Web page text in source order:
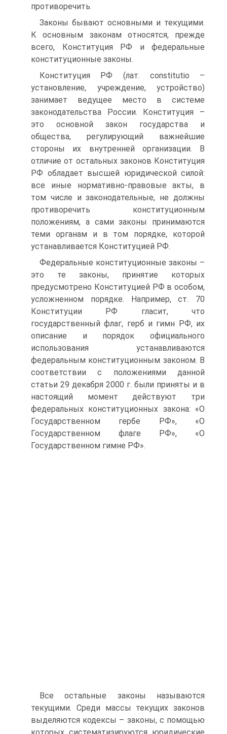
противоречить.
Законы бывают основными и текущими.
К основным законам относятся, прежде
всего, Конституция РФ и федеральные
конституционные законы.
Конституция РФ (лат. constitutio –
установление, учреждение, устройство)
занимает ведущее место в системе
законодательства России. Конституция –
это основной закон государства и
общества, регулирующий важнейшие
стороны их внутренней организации. В
отличие от остальных законов Конституция
РФ обладает высшей юридической силой:
все иные нормативно-правовые акты, в
том числе и законодательные, не должны
противоречить конституционным
положениям, а сами законы принимаются
теми органам и в том порядке, которой
устанавливается Конституцией РФ.
Федеральные конституционные законы –
это те законы, принятие которых
предусмотрено Конституцией РФ в особом,
усложненном порядке. Например, ст. 70
Конституции РФ гласит, что
государственный флаг, герб и гимн РФ, их
описание и порядок официального
использования устанавливаются
федеральным конституционным законом. В
соответствии с положениями данной
статьи 29 декабря 2000 г. были приняты и в
настоящий момент действуют три
федеральных конституционных закона: «О
Государственном гербе РФ», «О
Государственном флаге РФ», «О
Государственном гимне РФ».
Все остальные законы называются
текущими. Среди массы текущих законов
выделяются кодексы – законы, с помощью